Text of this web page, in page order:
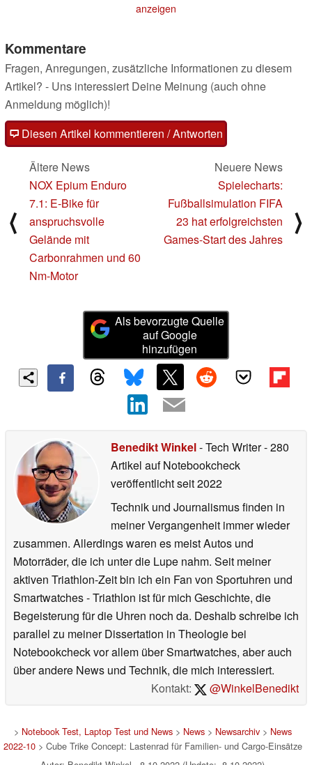
anzeigen
Kommentare
Fragen, Anregungen, zusätzliche Informationen zu diesem
Artikel? - Uns interessiert Deine Meinung (auch ohne
Anmeldung möglich)!
Diesen Artikel kommentieren / Antworten
⟨
Ältere News
NOX Epium Enduro
7.1: E-Bike für
anspruchsvolle
Gelände mit
Carbonrahmen und 60
Nm-Motor
Neuere News
Spielecharts:
Fußballsimulation FIFA
23 hat erfolgreichsten
Games-Start des Jahres
⟩
Als bevorzugte Quelle
auf Google
hinzufügen
Benedikt Winkel- Tech Writer- 280
Artikel auf Notebookcheck
veröffentlichtseit 2022
Technik und Journalismus finden in
meiner Vergangenheit immer wieder
zusammen. Allerdings waren es meist Autos und
Motorräder, die ich unter die Lupe nahm. Seit meiner
aktiven Triathlon-Zeit bin ich ein Fan von Sportuhren und
Smartwatches - Triathlon ist für mich Geschichte, die
Begeisterung für die Uhren noch da. Deshalb schreibe ich
parallel zu meiner Dissertation in Theologie bei
Notebookcheck vor allem über Smartwatches, aber auch
über andere News und Technik, die mich interessiert.
Kontakt:
@WinkelBenedikt
> Notebook Test, Laptop Test und News> News> Newsarchiv> News
2022-10> Cube Trike Concept: Lastenrad für Familien- und Cargo-Einsätze